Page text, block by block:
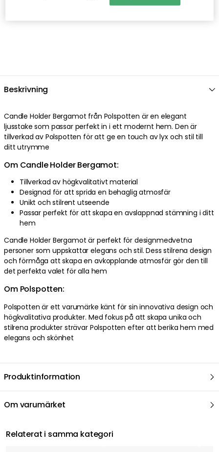
Beskrivning
Candle Holder Bergamot från Polspotten är en elegant
ljusstake som passar perfekt in i ett modernt hem. Den är
tillverkad av Polspotten för att ge en touch av lyx och stil till
ditt utrymme
Om Candle Holder Bergamot:
Tillverkad av högkvalitativt material
Designad för att sprida en behaglig atmosfär
Unikt och stilrent utseende
Passar perfekt för att skapa en avslappnad stämning i ditt
hem
Candle Holder Bergamot är perfekt för designmedvetna
personer som uppskattar elegans och stil. Dess stilrena design
och förmåga att skapa en avkopplande atmosfär gör den till
det perfekta valet för alla hem
Om Polspotten:
Polspotten är ett varumärke känt för sin innovativa design och
högkvalitativa produkter. Med fokus på att skapa unika och
stilrena produkter strävar Polspotten efter att berika hem med
elegans och skönhet
Produktinformation
Om varumärket
Relaterat i samma kategori